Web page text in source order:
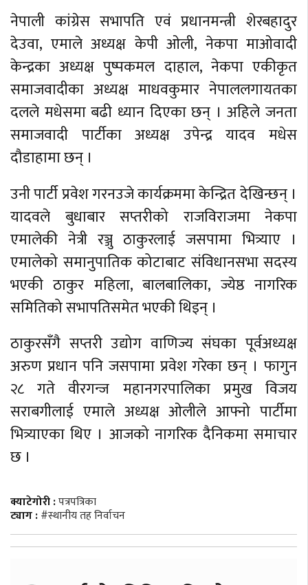
नेपाली कांग्रेस सभापति एवं प्रधानमन्त्री शेरबहादुर
देउवा, एमाले अध्यक्ष केपी ओली, नेकपा माओवादी
केन्द्रका अध्यक्ष पुष्पकमल दाहाल, नेकपा एकीकृत
समाजवादीका अध्यक्ष माधवकुमार नेपाललगायतका
दलले मधेसमा बढी ध्यान दिएका छन् । अहिले जनता
समाजवादी पार्टीका अध्यक्ष उपेन्द्र यादव मधेस
दौडाहामा छन् ।
उनी पार्टी प्रवेश गरनउजे कार्यक्रममा केन्द्रित देखिन्छन् ।
यादवले बुधाबार सप्तरीको राजविराजमा नेकपा
एमालेकी नेत्री रञ्जु ठाकुरलाई जसपामा भित्र्याए ।
एमालेको समानुपातिक कोटाबाट संविधानसभा सदस्य
भएकी ठाकुर महिला, बालबालिका, ज्येष्ठ नागरिक
समितिको सभापतिसमेत भएकी थिइन् ।
ठाकुरसँगै सप्तरी उद्योग वाणिज्य संघका पूर्वअध्यक्ष
अरुण प्रधान पनि जसपामा प्रवेश गरेका छन् । फागुन
२८ गते वीरगन्ज महानगरपालिका प्रमुख विजय
सराबगीलाई एमाले अध्यक्ष ओलीले आफ्नो पार्टीमा
भित्र्याएका थिए । आजको नागरिक दैनिकमा समाचार
छ ।
क्याटेगोरी :पत्रपत्रिका
ट्याग :#स्थानीय तह निर्वाचन